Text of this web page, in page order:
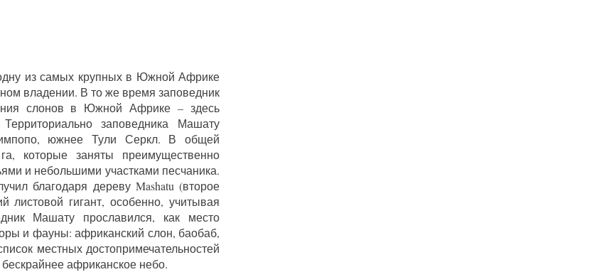
из самых крупных в Южной Африке
владении. В то же время заповедник
слонов в Южной Африке – здесь
заповедника Машату
южнее Тули Серкл. В общей
которые заняты преимущественно
и небольшими участками песчаника.
благодаря дереву Mashatu (второе
гигант, особенно, учитывая
Машату прославился, как место
и фауны: африканский слон, баобаб,
местных достопримечательностей
африканское небо.